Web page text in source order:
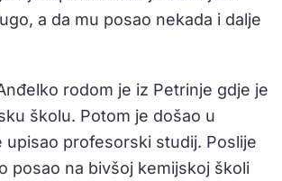
a da mu posao nekada i dalje
rodom je iz Petrinje gdje je
školu. Potom je došao u
upisao profesorski studij. Poslije
posao na bivšoj kemijskoj školi